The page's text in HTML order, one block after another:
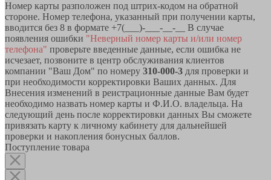
Номер карты разположен под штрих-кодом на обратной
стороне. Номер телефона, указанный при получении карты,
вводится без 8 в формате +7(___)-___-__-__ В случае
появления ошибки "Неверный номер карты и/или номер
телефона" проверьте введенные данные, если ошибка не
исчезает, позвоните в центр обслуживания клиентов
компании "Ваш Дом" по номеру 310-000-3 для проверки и
при необходимости корректировки Ваших данных. Для
Внесения изменений в реистрационные данные Вам будет
необходимо назвать номер карты и Ф.И.О. владельца. На
следующий день после корректировки данных Вы сможете
привязать карту к личному кабинету для дальнейшей
проверки и накопления бонусных баллов.
Поступление товара